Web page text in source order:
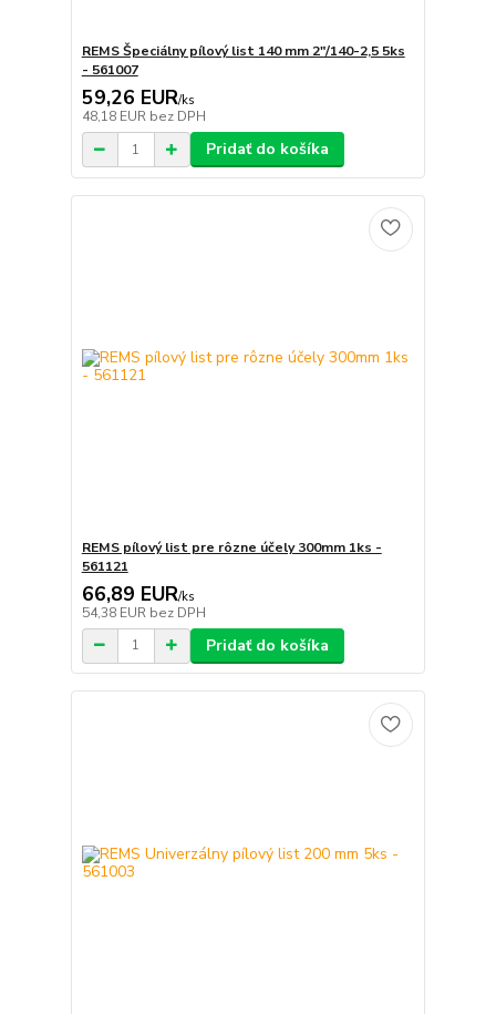
REMS Špeciálny pílový list 140 mm 2"/140-2,5 5ks
- 561007
59,26 EUR/ks
48,18 EUR bez DPH
Pridať do košíka
REMS pílový list pre rôzne účely 300mm 1ks -
561121
66,89 EUR/ks
54,38 EUR bez DPH
Pridať do košíka